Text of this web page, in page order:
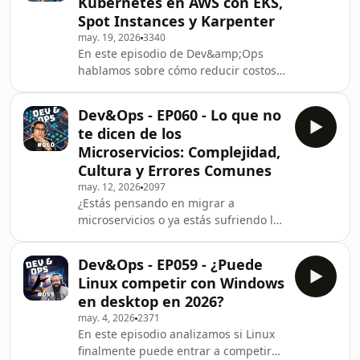
más sólidas para insertarse en el
mercado laboral, especialmente en
Latinoamérica. Exploramos la
comparativa entre desarrollo nativo
(Kotlin, Swift) frente a frameworks
multiplatafor
Spot Instances y Karpenter
may. 19, 20263340
En este episodio de Dev&amp;Ops
hablamos sobre cómo reducir costos
comparte consejos prácticos basados
en experiencia real operando
infraestructura en Kubernetes, desde
optimización de aplicaciones hasta
estrategias avanzadas con hardware,
tráfico, Spot Instances, Saving Plans y
Karpenter.El episodio explica por qué
Kubernetes
Dev&Ops - EP060 - Lo que no
te dicen de los
Microservicios: Complejidad,
Cultura y Errores Comunes
may. 12, 20262097
¿Estás pensando en migrar a
microservicios o ya estás sufriendo las
NO te cuentan los tutoriales sobre la
arquitectura de microservicios. Desde
la explosión de la complejidad
operativa y los fallos en cascada,
hasta el desafío de la consistencia
eventual y la gestión de bases de
Dev&Ops - EP059 - ¿Puede
Linux competir con Windows
en desktop en 2026?
may. 4, 20262371
En este episodio analizamos si Linux
finalmente puede entrar a competir